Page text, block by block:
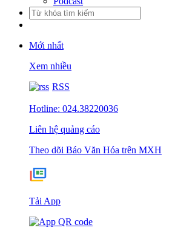
Mới nhất
Xem nhiều
RSS
Hotline: 024.38220036
Liên hệ quảng cáo
Theo dõi Báo Văn Hóa trên MXH
Tải App